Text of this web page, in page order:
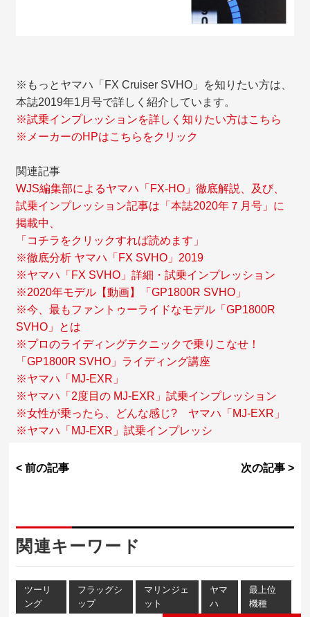
※もっとヤマハ「FX Cruiser SVHO」を知りたい方は、
本誌2019年1月号で詳しく紹介しています。
※試乗インプレッションを詳しく知りたい方はこちら
※メーカーのHPはこちらをクリック
関連記事
WJS編集部によるヤマハ「FX-HO」徹底解説、及び、
試乗インプレッション記事は「本誌2020年７月号」に
掲載中、
「コチラをクリックすれば読めます」
※徹底分析 ヤマハ「FX SVHO」2019
※ヤマハ「FX SVHO」詳細・試乗インプレッション
※2020年モデル【動画】「GP1800R SVHO」
※今、最もファントゥーライドなモデル「GP1800R
SVHO」とは
※プロのライディングテクニックで乗りこなせ！
「GP1800R SVHO」ライディング講座
※ヤマハ「MJ-EXR」
※ヤマハ「2度目の MJ-EXR」試乗インプレッション
※女性が乗ったら、どんな感じ? ヤマハ「MJ-EXR」
※ヤマハ「MJ-EXR」試乗インプレッシ
< 前の記事 次の記事 >
関連キーワード
ツーリ
ング
フラッグシ
ップ
マリンジェ
ット
ヤマ
ハ
最上位
機種